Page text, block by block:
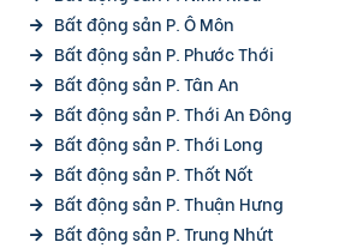
Bất động sản P. Ô Môn
Bất động sản P. Phước Thới
Bất động sản P. Tân An
Bất động sản P. Thới An Đông
Bất động sản P. Thới Long
Bất động sản P. Thốt Nốt
Bất động sản P. Thuận Hưng
Bất động sản P. Trung Nhứt